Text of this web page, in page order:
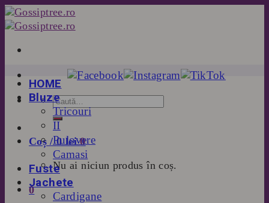
Skip
to
Coș /0lei 0
Nu ai niciun produs în coș.
0
HOME
Bluze
Tricouri
II
Pulovere
Camasi
Fuste
Jachete
Cardigane